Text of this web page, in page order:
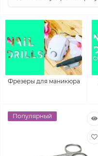
Фрезеры для маникюра
Популярный